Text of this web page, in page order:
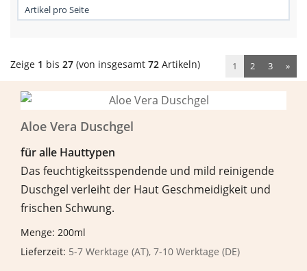
Zeige 1 bis 27 (von insgesamt 72 Artikeln) 1 2 3 »
Aloe Vera Duschgel
für alle Hauttypen
Das feuchtigkeitsspendende und mild reinigende
Duschgel verleiht der Haut Geschmeidigkeit und
frischen Schwung.
Menge: 200ml
Lieferzeit: 5-7 Werktage (AT), 7-10 Werktage (DE)